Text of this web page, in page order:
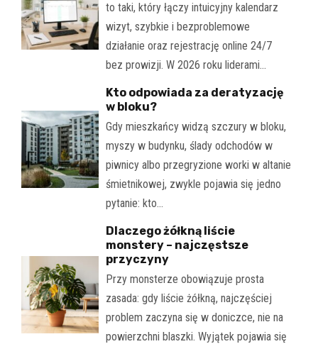
to taki, który łączy intuicyjny kalendarz
wizyt, szybkie i bezproblemowe
działanie oraz rejestrację online 24/7
bez prowizji. W 2026 roku liderami…
Kto odpowiada za deratyzację
w bloku?
Gdy mieszkańcy widzą szczury w bloku,
myszy w budynku, ślady odchodów w
piwnicy albo przegryzione worki w altanie
śmietnikowej, zwykle pojawia się jedno
pytanie: kto…
Dlaczego żółkną liście
monstery – najczęstsze
przyczyny
Przy monsterze obowiązuje prosta
zasada: gdy liście żółkną, najczęściej
problem zaczyna się w doniczce, nie na
powierzchni blaszki. Wyjątek pojawia się